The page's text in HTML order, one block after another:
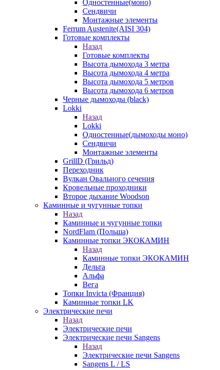
Одностенные(моно)
Сендвичи
Монтажные элементы
Ferrum Austenite(AISI 304)
Готовые комплекты
Назад
Готовые комплекты
Высота дымохода 3 метра
Высота дымохода 4 метра
Высота дымохода 5 метров
Высота дымохода 6 метров
Черные дымоходы (black)
Lokki
Назад
Lokki
Одностенные(дымоходы моно)
Сендвичи
Монтажные элементы
GrillD (Грильд)
Переходник
Вулкан Овального сечения
Кровельные проходники
Второе дыхание Woodson
Каминные и чугунные топки
Назад
Каминные и чугунные топки
NordFlam (Польша)
Каминные топки ЭКОКАМИН
Назад
Каминные топки ЭКОКАМИН
Дельта
Альфа
Вега
Топки Invicta (Франция)
Каминные топки LK
Электрические печи
Назад
Электрические печи
Электрические печи Sangens
Назад
Электрические печи Sangens
Sangens L / LS